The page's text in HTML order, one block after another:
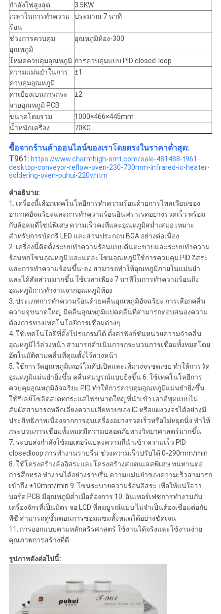
กำลังไฟสูงสุด
3.5KW
เวลาในการทำความ
ร้อน
ประมาณ 7 นาที
ช่วงการควบคุม
อุณหภูมิ
อุณหภูมิห้อง-300
โหมดควบคุมอุณหภูมิ การควบคุมแบบ PID closed-loop
ความแม่นยำในการ
ควบคุมอุณหภูมิ
±1
ค่าเบี่ยงเบนการกระ
จายอุณหภูมิ PCB
±2
ขนาดโดยรวม
1000×466×445mm
น้ำหนักเครื่อง
70KG
ซื้อจากร้านค้าออนไลน์ของเราโดยตรงในราคาต่ำสุด:
T961: https://www.charmhigh-smt.com/sale-481488-t961-
desktop-conveyor-reflow-oven-230-730mm-infrared-ic-heater-
soldering-oven-puhui-220v.htm
คำอธิบาย:
1. เครื่องนี้เลือกเทคโนโลยีการทำความร้อนด้วยการไหลเวียนของ
อากาศอัจฉริยะและการทำความร้อนอินฟราเรดอย่างรวดเร็ว พร้อม
กับล้อลมดีไซน์พิเศษ ความเร็วคงที่และอุณหภูมิสม่ำเสมอ เหมาะ
สำหรับการบัดกรี LED และส่วนประกอบ BGA อย่างต่อเนื่อง
2. เครื่องนี้ติดตั้งระบบทำความร้อนแบบตีนตะขาบและระบบทำความ
ร้อนหกโซนอุณหภูมิ และแต่ละโซนอุณหภูมิใช้การควบคุม PID อิสระ
และการทำความร้อนขึ้น-ลง สามารถทำให้อุณหภูมิภายในแม่นยำ
และได้สัดส่วนมากขึ้น ใช้เวลาเพียง 7 นาทีในการทำความร้อนถึง
อุณหภูมิการทำงานจากอุณหภูมิห้อง
3. ประเภทการทำความร้อนด้วยคลื่นอุณหภูมิอัจฉริยะ การเลือกคลื่น
ความจุขนาดใหญ่ มีคลื่นอุณหภูมิแปดคลื่นที่สามารถตอบสนองความ
ต้องการทางเทคโนโลยีการเชื่อมต่างๆ
4. ใช้เทคโนโลยีที่ตั้งโปรแกรมได้ ตั้งค่าฟังก์ชันหน่วยความจำคลื่น
อุณหภูมิไว้ล่วงหน้า สามารถดำเนินการกระบวนการเชื่อมทั้งหมดโดย
อัตโนมัติตามคลื่นที่คุณตั้งไว้ล่วงหน้า
5. ใช้การวัดอุณหภูมิเทอร์โมคัปเปิลและเพิ่มวงจรชดเชย ทำให้การวัด
อุณหภูมิแม่นยำยิ่งขึ้น คลื่นสมบูรณ์แบบยิ่งขึ้น 6. ใช้เทคโนโลยีการ
ควบคุมอุณหภูมิอัจฉริยะ PID ทำให้การควบคุมอุณหภูมิแม่นยำยิ่งขึ้น
ใช้รีเลย์โซลิดสเตทกระแสไฟขนาดใหญ่ที่นำเข้า เอาต์พุตแบบไม่
สัมผัสสามารถหลีกเลี่ยงความเสียหายของ IC หรือแผงวงจรได้อย่างมี
ประสิทธิภาพเนื่องจากการอุ่นเครื่องอย่างรวดเร็วหรือไม่หยุดนิ่ง ทำให้
กระบวนการเชื่อมทั้งหมดมีความปลอดภัยทางวิทยาศาสตร์มากขึ้น
7. ระบบส่งกำลังใช้มอเตอร์แปลงความถี่นำเข้า ความเร็ว PID
closedloop การทำงานราบรื่น ช่วงความเร็วปรับได้ 0-290mm/min
8. ใช้โครงสร้างล้ออิสระและโครงสร้างสแตนเลสพิเศษ ทนทานต่อ
การสึกหรอ ทำงานได้อย่างราบรื่น ความแม่นยำของความเร็วสามารถ
เข้าถึง ±10mm/min 9. โซนระบายความร้อนอิสระ เพื่อให้แน่ใจว่า
บอร์ด PCB มีอุณหภูมิต่ำเมื่อต้องการ 10. อินเทอร์เฟซการทำงานกับ
เครื่องจักรที่เป็นมิตร จอ LCD ที่สมบูรณ์แบบ ไม่จำเป็นต้องเชื่อมต่อกับ
พีซี สามารถดูขั้นตอนการซ่อมแซมทั้งหมดได้อย่างชัดเจน
11. การออกแบบตามหลักสรีรศาสตร์ ใช้งานได้จริงและใช้งานง่าย
คุณภาพการสร้างที่ดี
รูปภาพดังต่อไปนี้: